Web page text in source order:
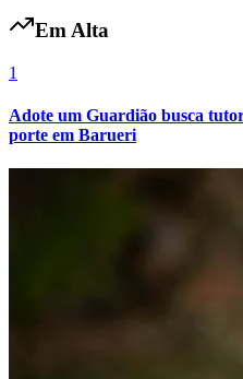
Em Alta
1
Adote um Guardião busca
porte em Barueri